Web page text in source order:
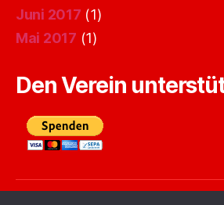
Juni 2017 (1)
Mai 2017 (1)
Den Verein